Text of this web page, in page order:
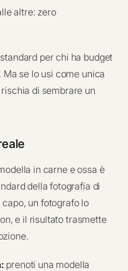
altre: zero
per chi ha budget
se lo usi come unica
di sembrare un
in carne e ossa è
della fotografia di
un fotografo lo
e il risultato trasmette
prenoti una modella